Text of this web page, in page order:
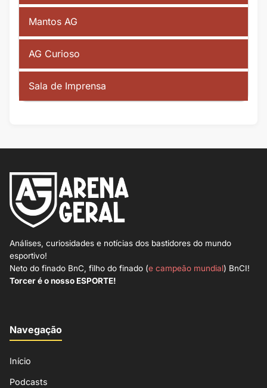
Mantos AG
AG Curioso
Sala de Imprensa
Análises, curiosidades e notícias dos bastidores do mundo
esportivo!
Neto do finado BnC, filho do finado (e campeão mundial) BnCI!
Torcer é o nosso ESPORTE!
Navegação
Início
Podcasts